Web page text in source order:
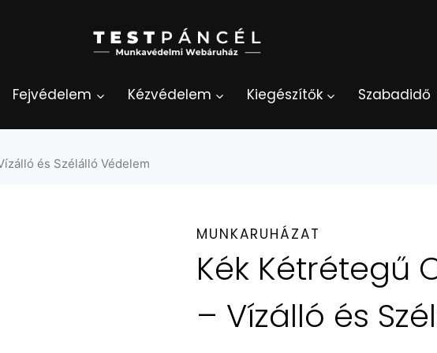
Fejvédelem Kézvédelem Kiegészítők Szabadidő
és Szélálló Védelem
MUNKARUHÁZAT
Kék Kétrétegű
– Vízálló és